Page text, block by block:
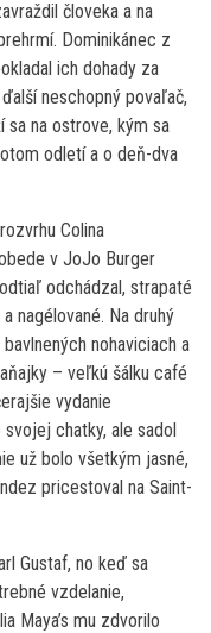
človeka a na
Dominikánec z
ich dohady za
neschopný povaľač,
sa na ostrove, kým sa
odletí a o deň-dva
Colina
v JoJo Burger
odchádzal, strapaté
nagélované. Na druhý
nohaviciach a
– veľkú šálku café
vydanie
chatky, ale sadol
už bolo všetkým jasné,
pricestoval na Saint-
Gustaf, no keď sa
vzdelanie,
Maya’s mu zdvorilo